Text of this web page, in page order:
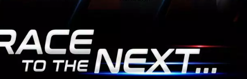
นุษย์กับคอมพิวเตอร์หรือ BCI ยังไม่ได้รับการอนุมัติจากสำนักงาน
หรัฐอเมริกาในปัจจุบัน Synchron หวังว่าจะเกิดการเปลี่ยนแปลงใน
ม